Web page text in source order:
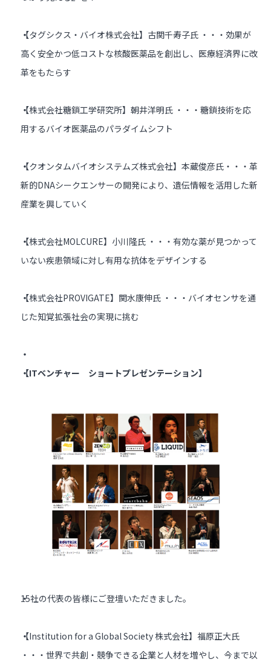
【タグシクス・バイオ株式会社】古関千寿子氏 ・・・効果が
高く安全かつ低コストな核酸医薬品を創出し、医療経済界に改
革をもたらす
【株式会社糖鎖工学研究所】朝井洋明氏 ・・・糖鎖技術を応
用するバイオ医薬品のパラダイムシフト
【クオンタムバイオシステムズ株式会社】本蔵俊彦氏・・・革
新的DNAシークエンサーの開発により、遺伝情報を活用した新
産業を興していく
【株式会社MOLCURE】小川隆氏 ・・・有効な薬が見つかって
いない疾患領域に対し有用な抗体をデザインする
【株式会社PROVIGATE】関水康伸氏 ・・・バイオセンサを通
じた知覚拡張社会の実現に挑む
【ITベンチャー ショートプレゼンテーション】
15社の代表の皆様にご登壇いただきました。
【Institution for a Global Society 株式会社】福原正大氏
・・・世界で共創・競争できる企業と人材を増やし、今まで以